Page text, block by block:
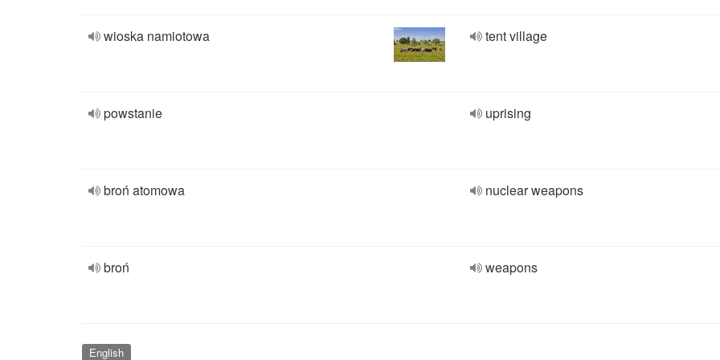
wioska namiotowa tent village
powstanie uprising
broń atomowa nuclear weapons
broń weapons
English